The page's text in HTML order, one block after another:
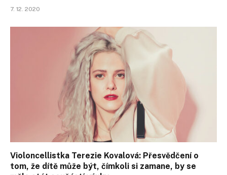
7. 12. 2020
Violoncellistka Terezie Kovalová: Přesvědčení o
tom, že dítě může být, čímkoli si zamane, by se